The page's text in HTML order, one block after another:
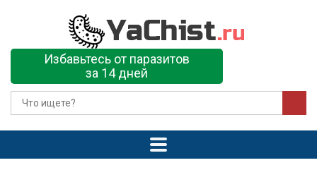
Избавьтесь от паразитов
за 14 дней